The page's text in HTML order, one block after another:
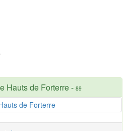
Hauts de Forterre- 89